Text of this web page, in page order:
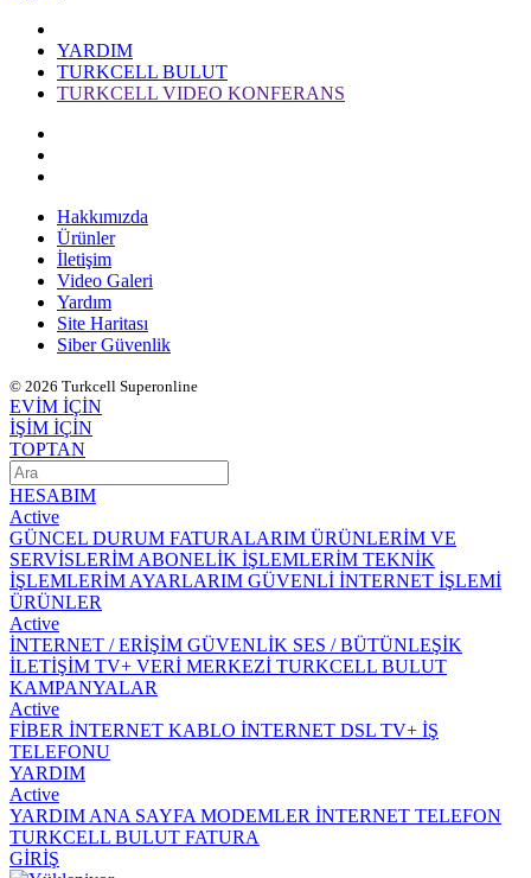
YARDIM
TURKCELL BULUT
TURKCELL VIDEO KONFERANS
Hakkımızda
Ürünler
İletişim
Video Galeri
Yardım
Site Haritası
Siber Güvenlik
© 2026 Turkcell Superonline
EVİM İÇİN
İŞİM İÇİN
TOPTAN
HESABIM
Active
GÜNCEL DURUM FATURALARIM ÜRÜNLERİM VE
SERVİSLERİM ABONELİK İŞLEMLERİM TEKNİK
İŞLEMLERİM AYARLARIM GÜVENLİ İNTERNET İŞLEMİ
ÜRÜNLER
Active
İNTERNET / ERİŞİM GÜVENLİK SES / BÜTÜNLEŞİK
İLETİŞİM TV+ VERİ MERKEZİ TURKCELL BULUT
KAMPANYALAR
Active
FİBER İNTERNET KABLO İNTERNET DSL TV+ İŞ
TELEFONU
YARDIM
Active
YARDIM ANA SAYFA MODEMLER İNTERNET TELEFON
TURKCELL BULUT FATURA
GİRİŞ